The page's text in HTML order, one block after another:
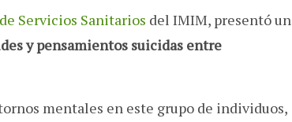
Servicios Sanitarios del IMIM, presentó un
y pensamientos suicidas entre
mentales en este grupo de individuos,